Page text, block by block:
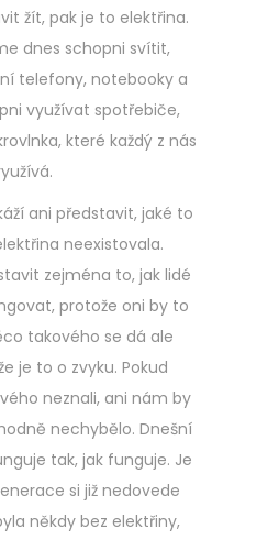
žít, pak je to elektřina.
dnes schopni svítit,
telefony, notebooky a
využívat spotřebiče,
které každý z nás
ani představit, jaké to
neexistovala.
zejména to, jak lidé
protože oni by to
takového se dá ale
je to o zvyku. Pokud
neznali, ani nám by
nechybělo. Dnešní
tak, jak funguje. Je
si již nedovede
někdy bez elektřiny,